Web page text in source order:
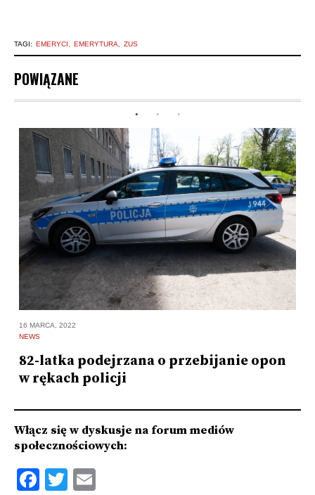
TAGI: EMERYCI EMERYTURA ZUS
POWIĄZANE
16 MARCA, 2022
NEWS
82-latka podejrzana o przebijanie opon
w rękach policji
Włącz się w dyskusje na forum mediów
społecznościowych:
Facebook
Twitter